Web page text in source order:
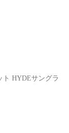
ト HYDEサングラ